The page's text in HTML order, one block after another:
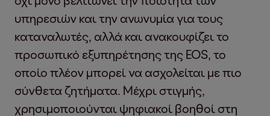
υπηρεσιών και την ανωνυμία για τους
καταναλωτές, αλλά και ανακουφίζει το
προσωπικό εξυπηρέτησης της EOS, το
οποίο πλέον μπορεί να ασχολείται με πιο
σύνθετα ζητήματα. Μέχρι στιγμής,
χρησιμοποιούνται ψηφιακοί βοηθοί στη